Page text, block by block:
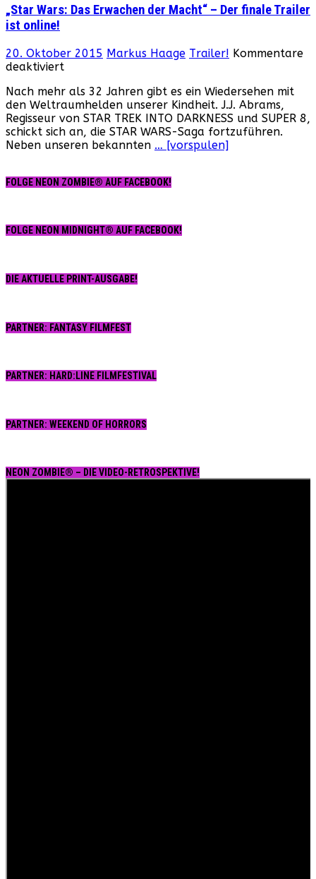
ist
„Star Wars: Das Erwachen der Macht“ – Der finale Trailer
ist online!
20. Oktober 2015 Markus Haage Trailer! Kommentare
deaktiviertfür
Wars:
Das
Erwachen
der
Macht“
Der
finale
online!
Nach mehr als 32 Jahren gibt es ein Wiedersehen mit
den Weltraumhelden unserer Kindheit. J.J. Abrams,
Regisseur von STAR TREK INTO DARKNESS und SUPER 8,
schickt sich an, die STAR WARS-Saga fortzuführen.
Neben unseren bekannten … [vorspulen]
FOLGE NEON ZOMBIE® AUF FACEBOOK!
FOLGE NEON MIDNIGHT® AUF FACEBOOK!
DIE AKTUELLE PRINT-AUSGABE!
PARTNER: FANTASY FILMFEST
PARTNER: HARD:LINE FILMFESTIVAL
PARTNER: WEEKEND OF HORRORS
NEON ZOMBIE® – DIE VIDEO-RETROSPEKTIVE!